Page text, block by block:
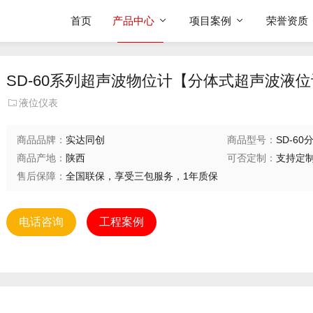
首页 产品中心 项目案例 荣誉资质
SD-60系列超声波物位计【分体式超声波液
液位仪表
商品品牌： 实达同创 商品型号： SD-60
商品产地： 陕西 可否定制： 支持定
售后保障： 全国联保，享受三包服务，1年质保
电话咨询 工程案例